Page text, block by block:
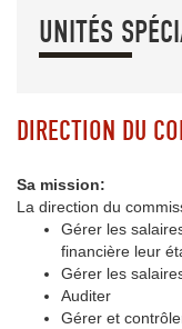
UNITÉS
DIRECTION DU
Sa mission:
La direction du
Gérer les
financière leur
Gérer les
Auditer
Gérer et